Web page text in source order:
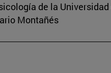
de la Universidad
Montañés